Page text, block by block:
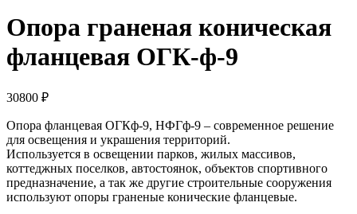
Опора граненая коническая
фланцевая ОГК-ф-9
30800 ₽
Опора фланцевая ОГКф-9, НФГф-9 – современное решение
для освещения и украшения территорий.
Используется в освещении парков, жилых массивов,
коттеджных поселков, автостоянок, объектов спортивного
предназначение, а так же другие строительные сооружения
используют опоры граненые конические фланцевые.